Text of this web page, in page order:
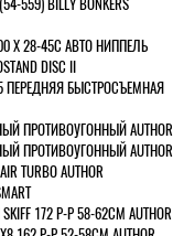
Х 28-45С АВТО НИППЕЛЬ
DISC II
ПЕРЕДНЯЯ БЫСТРОСЪЕМНАЯ
ПРОТИВОУГОННЫЙ AUTHOR
ПРОТИВОУГОННЫЙ AUTHOR
TURBO AUTHOR
172 Р-Р 58-62СМ AUTHOR